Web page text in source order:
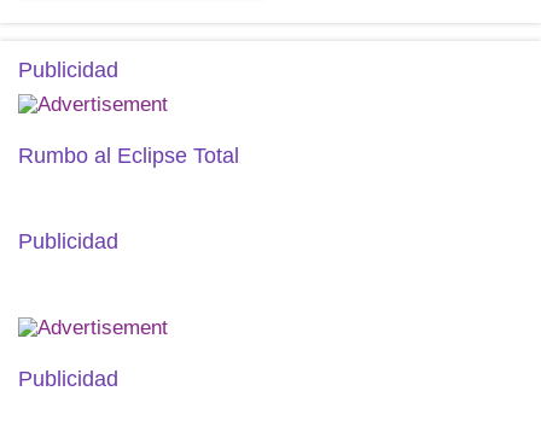
Publicidad
Rumbo al Eclipse Total
Publicidad
Publicidad